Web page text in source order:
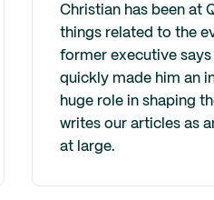
Christian has been at
things related to the
former executive says
quickly made him an
huge role in shaping
writes our articles as
at large.